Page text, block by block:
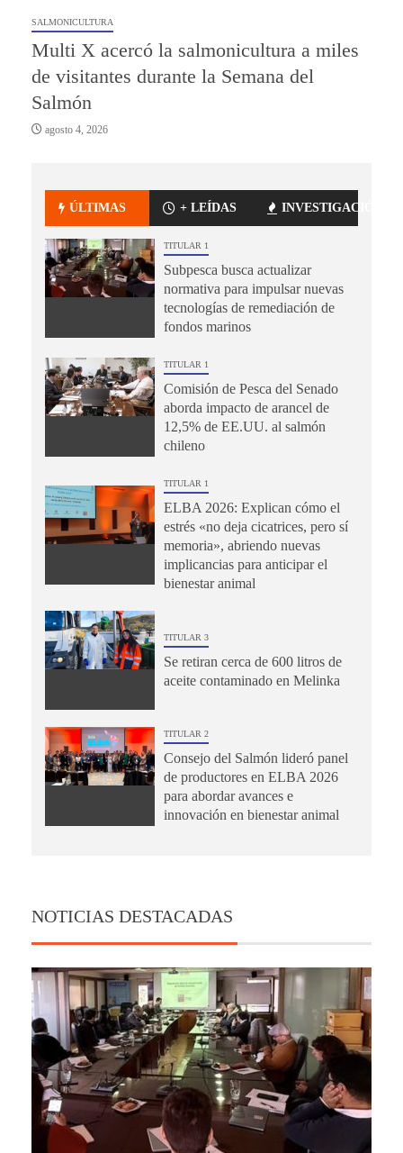
SALMONICULTURA
Multi X acercó la salmonicultura a miles
de visitantes durante la Semana del
Salmón
agosto 4, 2026
ÚLTIMAS + LEÍDAS INVESTIGACIÓN
TITULAR 1
Subpesca busca actualizar
normativa para impulsar nuevas
tecnologías de remediación de
fondos marinos
TITULAR 1
Comisión de Pesca del Senado
aborda impacto de arancel de
12,5% de EE.UU. al salmón
chileno
TITULAR 1
ELBA 2026: Explican cómo el
estrés «no deja cicatrices, pero sí
memoria», abriendo nuevas
implicancias para anticipar el
bienestar animal
TITULAR 3
Se retiran cerca de 600 litros de
aceite contaminado en Melinka
TITULAR 2
Consejo del Salmón lideró panel
de productores en ELBA 2026
para abordar avances e
innovación en bienestar animal
NOTICIAS DESTACADAS